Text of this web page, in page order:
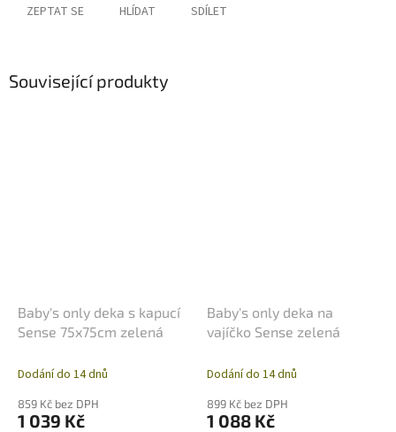
ZEPTAT SE HLÍDAT SDÍLET
Související produkty
Baby's only deka s kapucí
Sense 75x75cm zelená
Dodání do 14 dnů
859 Kč bez DPH
1 039 Kč
Baby's only deka na
vajíčko Sense zelená
Dodání do 14 dnů
899 Kč bez DPH
1 088 Kč